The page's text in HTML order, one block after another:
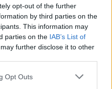
opt-out of the further
by third parties on the
This information may
parties on the IAB’s List of
further disclose it to other
uses one or more Google
Opt Outs
τις σημαντικές
Google